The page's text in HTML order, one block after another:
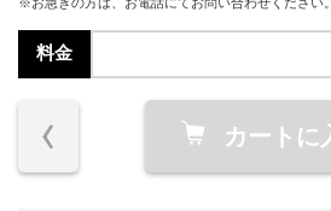
料金
カートに